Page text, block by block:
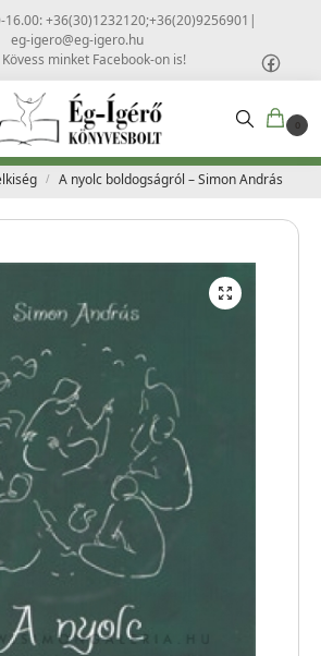
16.00: +36(30)1232120;+36(20)9256901 |
eg-igero@eg-igero.hu
Kövess minket Facebook-on is!
0
/ A nyolc boldogságról – Simon András